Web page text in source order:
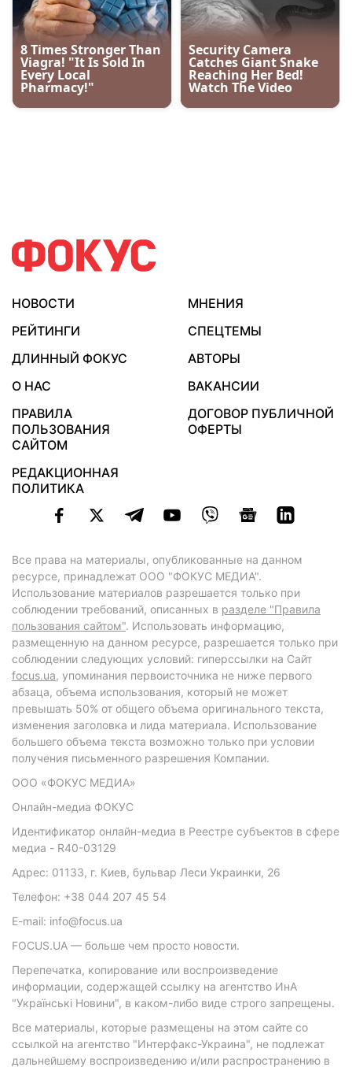
НОВОСТИ
МНЕНИЯ
РЕЙТИНГИ
СПЕЦТЕМЫ
ДЛИННЫЙ ФОКУС
АВТОРЫ
О НАС
ВАКАНСИИ
ПРАВИЛА
ПОЛЬЗОВАНИЯ
САЙТОМ
ДОГОВОР ПУБЛИЧНОЙ
ОФЕРТЫ
РЕДАКЦИОННАЯ
ПОЛИТИКА
Все права на материалы, опубликованные на данном
ресурсе, принадлежат ООО "ФОКУС МЕДИА".
Использование материалов разрешается только при
соблюдении требований, описанных в разделе "Правила
пользования сайтом". Использовать информацию,
размещенную на данном ресурсе, разрешается только при
соблюдении следующих условий: гиперссылки на Сайт
focus.ua, упоминания первоисточника не ниже первого
абзаца, объема использования, который не может
превышать 50% от общего объема оригинального текста,
изменения заголовка и лида материала. Использование
большего объема текста возможно только при условии
получения письменного разрешения Компании.
ООО «ФОКУС МЕДИА»
Онлайн-медиа ФОКУС
Идентификатор онлайн-медиа в Реестре субъектов в сфере
медиа - R40-03129
Адрес: 01133, г. Киев, бульвар Леси Украинки, 26
Телефон: +38 044 207 45 54
E-mail: info@focus.ua
FOCUS.UA — больше чем просто новости.
Перепечатка, копирование или воспроизведение
информации, содержащей ссылку на агентство ИнА
"Українські Новини", в каком-либо виде строго запрещены.
Все материалы, которые размещены на этом сайте со
ссылкой на агентство "Интерфакс-Украина", не подлежат
дальнейшему воспроизведению и/или распространению в